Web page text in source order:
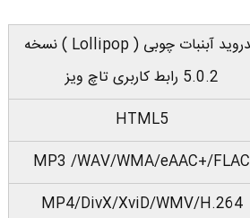
اندروید آبنبات چوبی ( Lollipop ) نسخه
5.0.2 رابط کاربری تاچ ویز
HTML5
MP3/WAV/WMA/eAAC+/FLAC
MP4/DivX/XviD/WMV/H.264